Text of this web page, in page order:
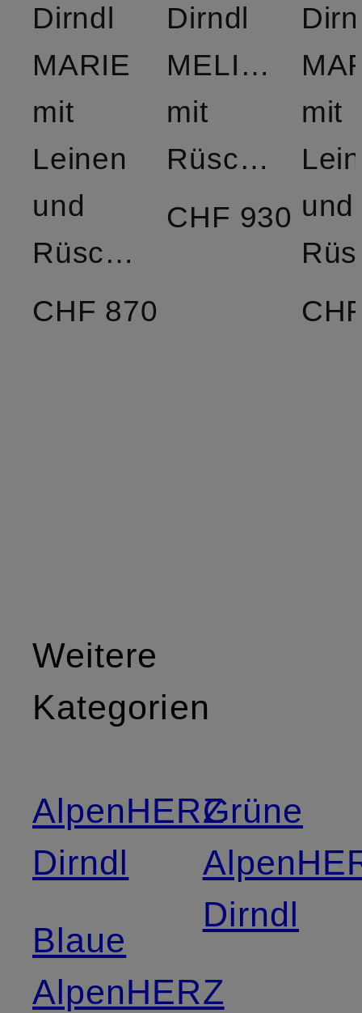
Dirndl
MARIE
mit
Leinen
und
Rüschen
CHF 870
Dirndl
MELISSA
mit
Rüschen
CHF 930
mit
und
Weitere
Kategorien
AlpenHERZ
Dirndl
Blaue
AlpenHERZ
Grüne
Dirndl